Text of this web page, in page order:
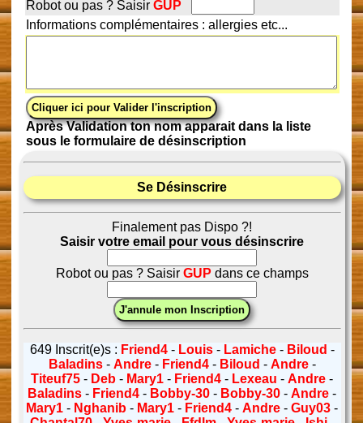
Robot ou pas ? Saisir GUP
Informations complémentaires : allergies etc...
Après Validation ton nom apparait dans la liste
sous le formulaire de désinscription
Se Désinscrire
Finalement pas Dispo ?!
Saisir votre email pour vous désinscrire
Robot ou pas ? Saisir GUP dans ce champs
649 Inscrit(e)s : Friend4- Louis- Lamiche- Biloud -
Baladins- Andre- Friend4- Biloud - Andre-
Titeuf75 - Deb - Mary1 - Friend4 - Lexeau -Andre -
Baladins - Friend4 - Bobby-30 - Bobby-30 -Andre -
Mary1 - Nghanib - Mary1 - Friend4 -Andre -Guy03 -